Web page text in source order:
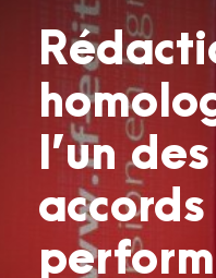
l’un